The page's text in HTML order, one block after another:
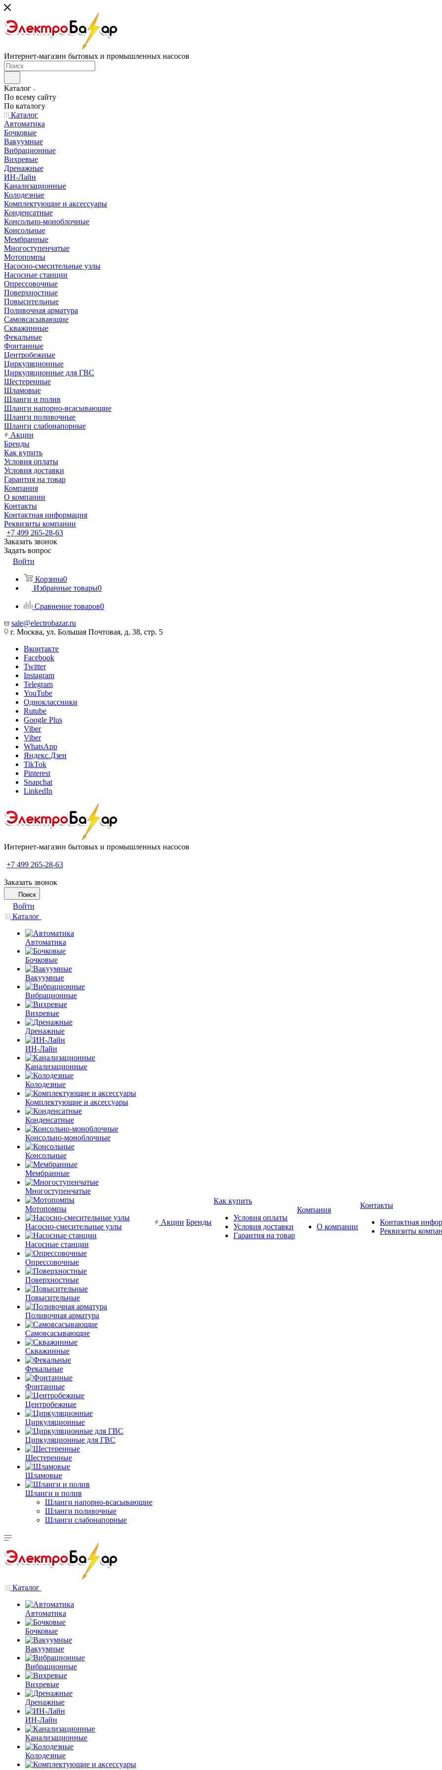
Интернет-магазин бытовых и промышленных насосов
Каталог
По всему сайту
По каталогу
Каталог
Автоматика
Бочковые
Вакуумные
Вибрационные
Вихревые
Дренажные
ИН-Лайн
Канализационные
Колодезные
Комплектующие и аксессуары
Конденсатные
Консольно-моноблочные
Консольные
Мембранные
Многоступенчатые
Мотопомпы
Насосно-смесительные узлы
Насосные станции
Опрессовочные
Поверхностные
Повысительные
Поливочная арматура
Самовсасывающие
Скважинные
Фекальные
Фонтанные
Центробежные
Циркуляционные
Циркуляционные для ГВС
Шестеренные
Шламовые
Шланги и полив
Шланги напорно-всасывающие
Шланги поливочные
Шланги слабонапорные
Акции
Бренды
Как купить
Условия оплаты
Условия доставки
Гарантия на товар
Компания
О компании
Контакты
Контактная информация
Реквизиты компании
+7 499 265-28-63
Заказать звонок
Задать вопрос
Войти
Корзина0
Избранные товары0
Сравнение товаров0
sale@electrobazar.ru
г. Москва, ул. Большая Почтовая, д. 38, стр. 5
Вконтакте
Facebook
Twitter
Instagram
Telegram
YouTube
Одноклассники
Rutube
Google Plus
Viber
Viber
WhatsApp
Яндекс.Дзен
TikTok
Pinterest
Snapchat
LinkedIn
Интернет-магазин бытовых и промышленных насосов
+7 499 265-28-63
Заказать звонок
Поиск
Войти
Каталог
Автоматика
Бочковые
Вакуумные
Вибрационные
Вихревые
Дренажные
ИН-Лайн
Канализационные
Колодезные
Комплектующие и аксессуары
Конденсатные
Консольно-моноблочные
Консольные
Мембранные
Многоступенчатые
Мотопомпы
Насосно-смесительные узлы
Насосные станции
Опрессовочные
Поверхностные
Повысительные
Поливочная арматура
Самовсасывающие
Скважинные
Фекальные
Фонтанные
Центробежные
Циркуляционные
Циркуляционные для ГВС
Шестеренные
Шламовые
Шланги и полив
Шланги напорно-всасывающие
Шланги поливочные
Шланги слабонапорные
Акции Бренды
Как купить
Условия оплаты
Условия доставки
Гарантия на товар
Компания
О компании
Контакты
Контактная
Реквизиты
Каталог
Автоматика
Бочковые
Вакуумные
Вибрационные
Вихревые
Дренажные
ИН-Лайн
Канализационные
Колодезные